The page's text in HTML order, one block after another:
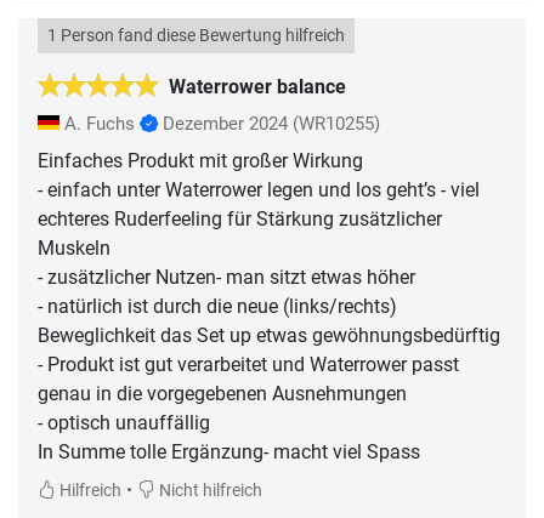
Waterrower balance
1 Person fand diese Bewertung hilfreich
A. Fuchs Dezember 2024 (WR10255)
Einfaches Produkt mit großer Wirkung
- einfach unter Waterrower legen und los geht’s - viel
echteres Ruderfeeling für Stärkung zusätzlicher
Muskeln
- zusätzlicher Nutzen- man sitzt etwas höher
- natürlich ist durch die neue (links/rechts)
Beweglichkeit das Set up etwas gewöhnungsbedürftig
- Produkt ist gut verarbeitet und Waterrower passt
genau in die vorgegebenen Ausnehmungen
- optisch unauffällig
Hilfreich • Nicht hilfreich